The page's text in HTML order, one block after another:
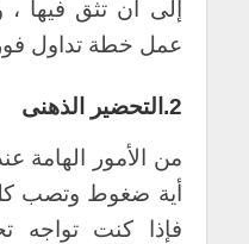
إلى أن تثق فيها
عمل خطة تداول
2.التحضير الذهنى
من الأمور الهامة
أية ضغوط وتصب
فإذا كنت تواجه